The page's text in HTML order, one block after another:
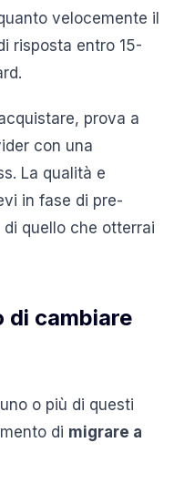
velocemente il
risposta entro 15-
prova a
con una
La qualità e
in fase di pre-
quello che otterrai
di cambiare
o più di questi
di migrare a